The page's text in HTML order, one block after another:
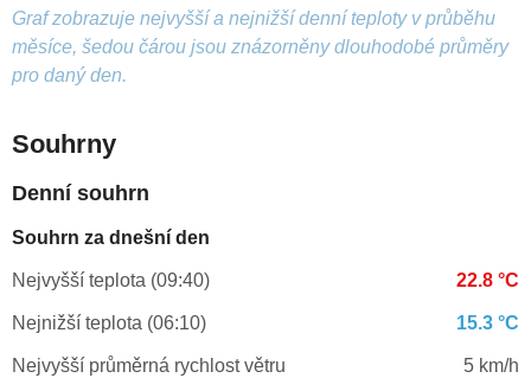
Graf zobrazuje nejvyšší a nejnižší denní teploty v průběhu
měsíce, šedou čárou jsou znázorněny dlouhodobé průměry
pro daný den.
Souhrny
Denní souhrn
Souhrn za dnešní den
Nejvyšší teplota (09:40) 22.8 °C
Nejnižší teplota (06:10) 15.3 °C
Nejvyšší průměrná rychlost větru
5 km/h